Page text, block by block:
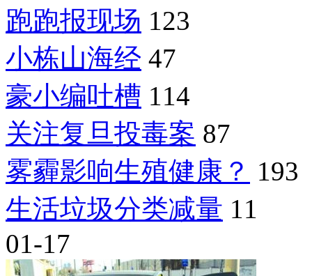
跑跑报现场 123
小栋山海经 47
豪小编吐槽 114
关注复旦投毒案 87
雾霾影响生殖健康？ 193
生活垃圾分类减量 11
01-17